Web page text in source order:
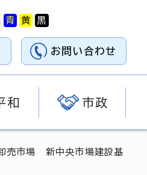
お問い合わせ
和 市政
売市場 新中央市場建設基